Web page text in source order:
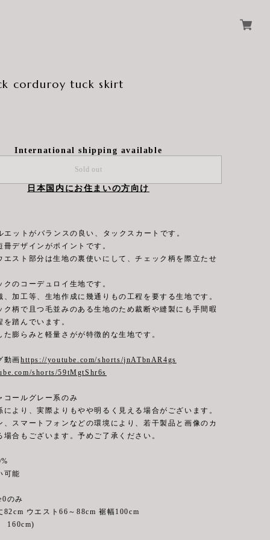
corduroy tuck skirt
International shipping available
Sold out
日本国内にお住まいの方向け
エットがバランスの良い、タックスカートです。
冊デザインがポイントです。
エスト部分は生地の裏使いにして、チェック柄を際立たせ
クのコーデュロイ生地です。
、加工等、生地作成に幾通りもの工程を要する生地です。
ク柄で且つ毛並みのある生地のため裁断や縫製にも手間暇
を踏んでいます。
た膨らみと軽量さがが特徴的な生地です。
動画https://youtube.com/shorts/jnATbnAR4gs
shorts/59tMgtShr6s
ールグレー系のみ
より、実際よりもやや明るく見える場合がございます。
、スマートフォンなどの環境により、若干製品と画像のカ
場合もございます。予めご了承ください。
能
のみ
エスト66～88cm 裾幅100cm
160cm)